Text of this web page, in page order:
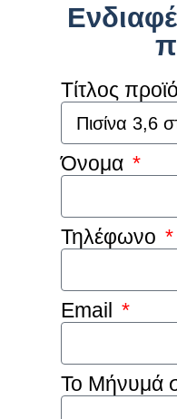
Τίτλος
Όνομα
Τηλέφωνο
Email
Το Μήνυμά